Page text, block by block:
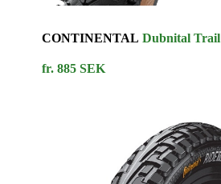
CONTINENTALDubnital Trail
fr. 885 SEK